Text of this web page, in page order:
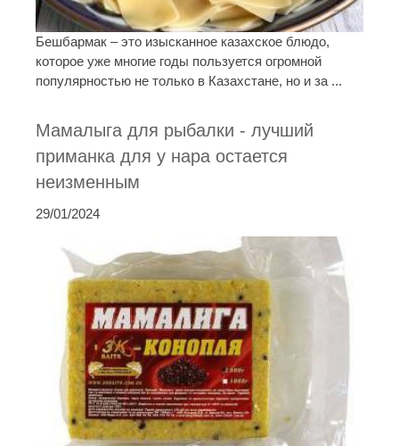
Бешбармак – это изысканное казахское блюдо,
которое уже многие годы пользуется огромной
популярностью не только в Казахстане, но и за ...
Мамалыга для рыбалки - лучший
приманка для у нара остается
неизменным
29/01/2024